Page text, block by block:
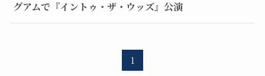
グアムで『イントゥ・ザ・ウッズ』公演
1